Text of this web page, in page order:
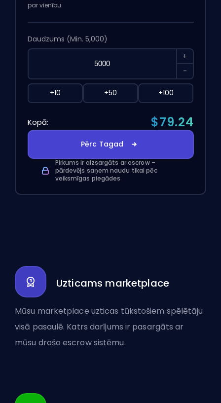
par vienību
Daudzums (Min. 5,000)
+
-
+10 +50 +100
Kopā: $79.24
Pērc Tagad
Pirkums ir aizsargāts ar escrow –
pārdevējs saņem naudu tikai pēc
veiksmīgas piegādes
Uzticams marketplace
Mūsu marketplace uzticas tūkstošiem spēlētāju
visā pasaulē. Katrs darījums ir pasargāts ar
mūsu drošo escrow sistēmu.